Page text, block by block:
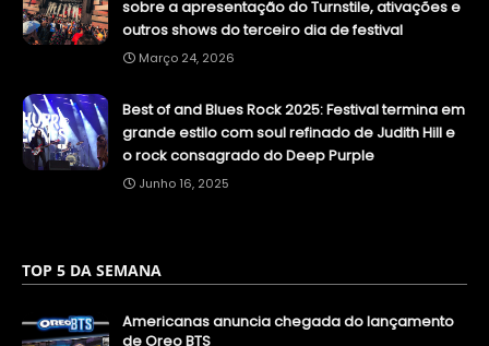
sobre a apresentação do Turnstile, ativações e
outros shows do terceiro dia de festival
Março 24, 2026
Best of and Blues Rock 2025: Festival termina em
grande estilo com soul refinado de Judith Hill e
o rock consagrado do Deep Purple
Junho 16, 2025
TOP 5 DA SEMANA
Americanas anuncia chegada do lançamento
de Oreo BTS